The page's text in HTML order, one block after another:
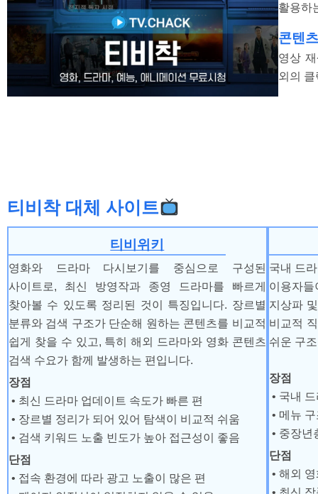
활용하
콘텐
영상
외의
티비착 대체 사이트
티비위키
영화와 드라마 다시보기를 중심으로 구성된
사이트로, 최신 방영작과 종영 드라마를 빠르게
찾아볼 수 있도록 정리된 것이 특징입니다. 장르별
분류와 검색 구조가 단순해 원하는 콘텐츠를 비교적
쉽게 찾을 수 있고, 특히 해외 드라마와 영화 콘텐츠
검색 수요가 함께 발생하는 편입니다.
장점
• 최신 드라마 업데이트 속도가 빠른 편
• 장르별 정리가 되어 있어 탐색이 비교적 쉬움
• 검색 키워드 노출 빈도가 높아 접근성이 좋음
단점
• 접속 환경에 따라 광고 노출이 많은 편
국내 드
이용자
지상파
비교적
쉬운 구
장점
• 국내
• 메뉴
• 중장년
단점
• 해외